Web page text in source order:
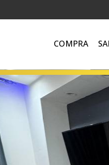
COMPRA